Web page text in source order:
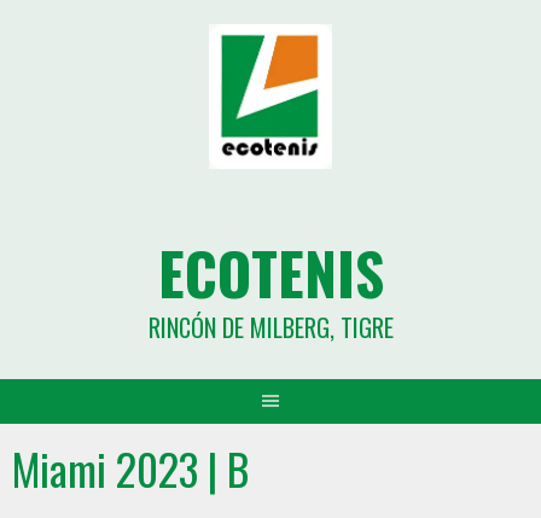
ECOTENIS
RINCÓN DE MILBERG, TIGRE
Miami 2023 | B